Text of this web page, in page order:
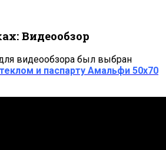
Видеообзор
видеообзора был выбран
и паспарту Амальфи 50х70